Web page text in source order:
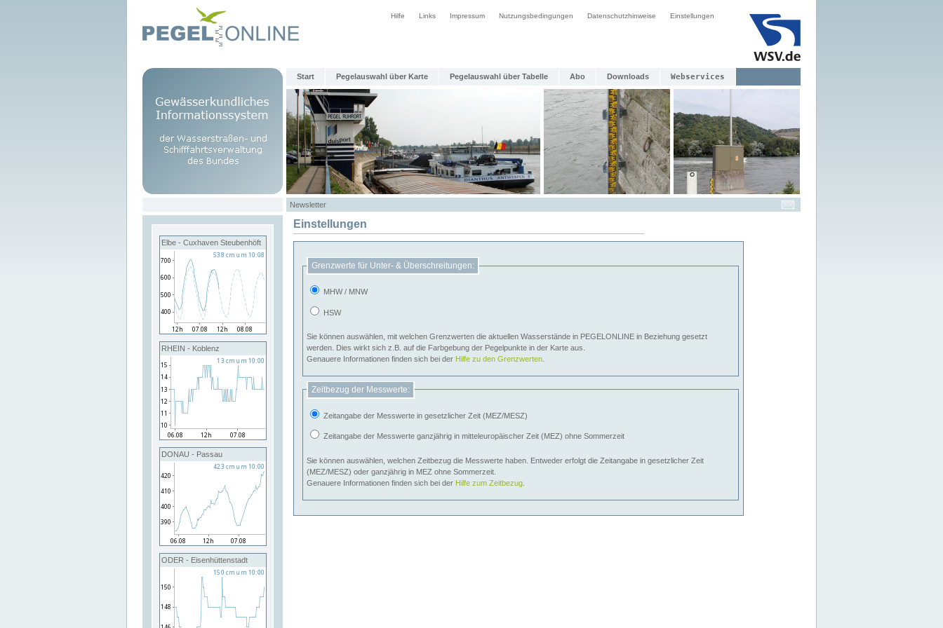
Hilfe Links Impressum Nutzungsbedingungen Datenschutzhinweise Einstellungen
Start Pegelauswahl über Karte Pegelauswahl über Tabelle Abo Downloads Webservices
Newsletter
Elbe - Cuxhaven Steubenhöft
RHEIN - Koblenz
DONAU - Passau
ODER - Eisenhüttenstadt
Einstellungen
Grenzwerte für Unter- & Überschreitungen:
MHW / MNW
HSW
Sie können auswählen, mit welchen Grenzwerten die aktuellen Wasserstände in PEGELONLINE in Beziehung gesetzt
werden. Dies wirkt sich z.B. auf die Farbgebung der Pegelpunkte in der Karte aus.
Genauere Informationen finden sich bei der Hilfe zu den Grenzwerten
Zeitbezug der Messwerte:
Zeitangabe der Messwerte in gesetzlicher Zeit (MEZ/MESZ)
Zeitangabe der Messwerte ganzjährig in mitteleuropäischer Zeit (MEZ) ohne Sommerzeit
Sie können auswählen, welchen Zeitbezug die Messwerte haben. Entweder erfolgt die Zeitangabe in gesetzlicher Zeit
(MEZ/MESZ) oder ganzjährig in MEZ ohne Sommerzeit.
Genauere Informationen finden sich bei der Hilfe zum Zeitbezug